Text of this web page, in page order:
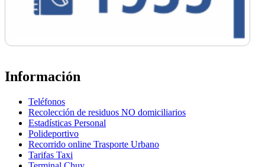
Información
Teléfonos
Recolección de residuos NO domiciliarios
Estadísticas Personal
Polideportivo
Recorrido online Trasporte Urbano
Tarifas Taxi